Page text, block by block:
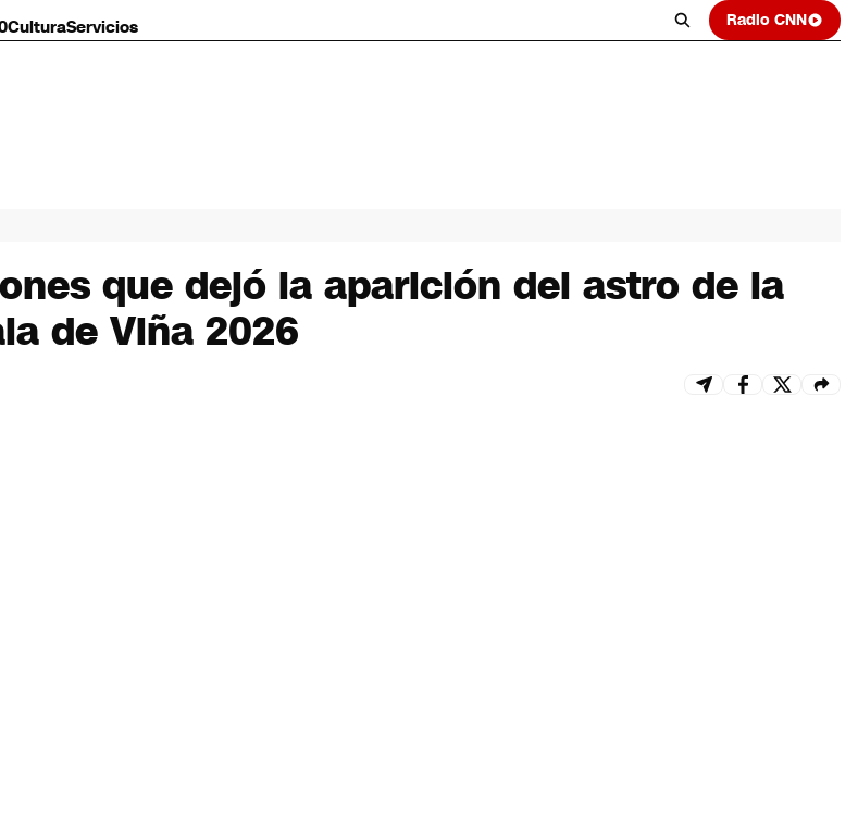
CulturaServicios Radio CNN
que dejó la aparición del astro de la
de Viña 2026